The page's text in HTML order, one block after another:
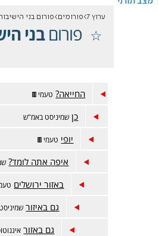
ערוץ 7 פורומים פורום בני
פורוםבני
החייאה? טעמי🍫
כן שמיניסט באמ"ש
יופי טעמי🍫
איפה אתה לומד?
באזור ירושלים
גם באיזור
גם באזור